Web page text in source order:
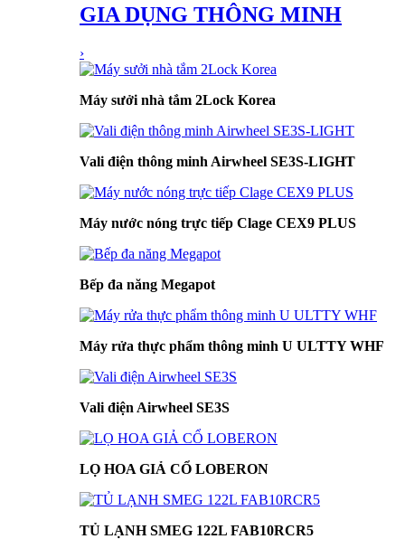
GIA DỤNG THÔNG MINH
›
Máy sưởi nhà tắm 2Lock Korea
Vali điện thông minh Airwheel SE3S-LIGHT
Máy nước nóng trực tiếp Clage CEX9 PLUS
Bếp đa năng Megapot
Máy rửa thực phẩm thông minh U ULTTY WHF
Vali điện Airwheel SE3S
LỌ HOA GIẢ CỔ LOBERON
TỦ LẠNH SMEG 122L FAB10RCR5